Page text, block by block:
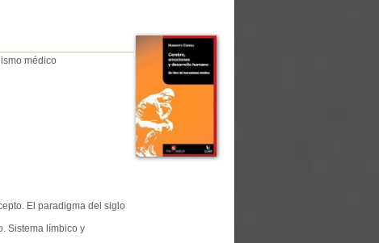
médico
El paradigma del siglo
Sistema límbico y